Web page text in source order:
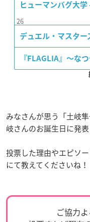
ヒューマンバグ大
26
デュエル・マスター
『FLAGLIA』〜な
みなさんが思う「土岐
岐さんのお誕生日に発
投票した理由やエピソ
にて教えてくださいね！
ご協力